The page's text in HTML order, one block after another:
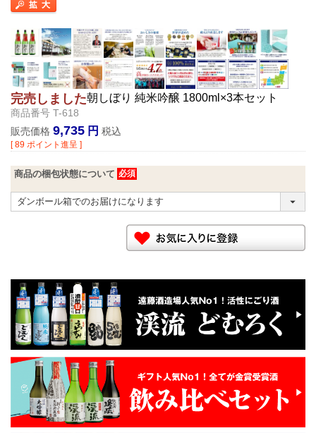
完売しました朝しぼり 純米吟醸 1800ml×3本セット
商品番号 T-618
販売価格 9,735 税込
[ 89 ポイント進呈 ]
商品の梱包状態について